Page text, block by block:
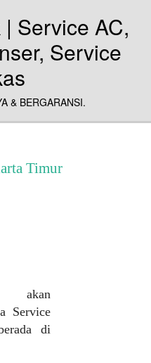
& BERGARANSI.
Timur
akan
Service
di